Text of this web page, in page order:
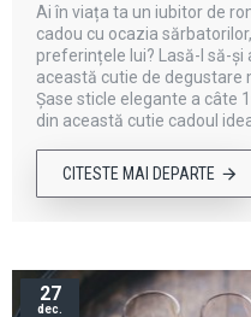
Ai în viața ta un iubitor de
cadou cu ocazia
preferințele lui? Lasă-l să-
această cutie de degustare
Șase sticle elegante a câte
din această cutie cadoul
CITESTE MAI DEPARTE
27
dec.